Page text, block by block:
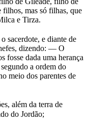
mas só filhas, que
e Tirza.
sacerdote, e diante de
dizendo: — O
fosse dada uma herança
a ordem do
meio dos parentes de
além da terra de
do Jordão;